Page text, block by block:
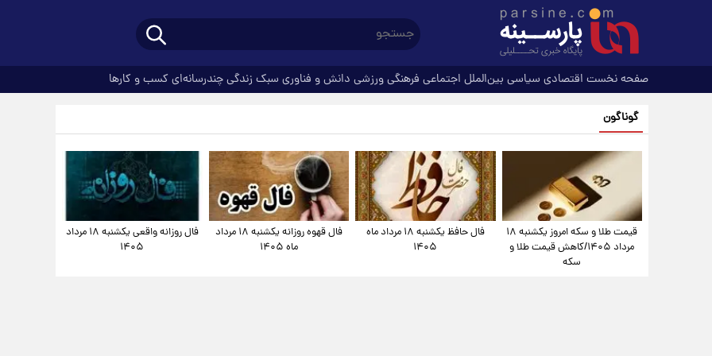
صفحه نخست اقتصادی سیاسی بین‌الملل اجتماعی فرهنگیورزشی دانش و فناوری سبک زندگیچندرسانه‌ای کسب و کارها
گوناگون
قیمت طلا و سکه امروز یکشنبه ۱۸
مرداد ۱۴۰۵/کاهش قیمت طلا و
سکه
فال حافظ یکشنبه ۱۸ مرداد ماه
۱۴۰۵
فال قهوه روزانه یکشنبه ۱۸ مرداد
ماه ۱۴۰۵
فال روزانه واقعی یکشنبه ۱۸ مرداد
۱۴۰۵